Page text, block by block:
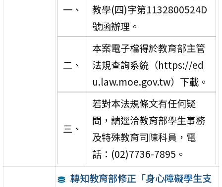
一、
教學(四)字第1132800524D
號函辦理。
二、
本案電子檔得於教育部主管
法規查詢系統（https://ed
u.law.moe.gov.tw）下載。
三、
若對本法規條文有任何疑
問，請逕洽教育部學生事務
及特殊教育司陳科員，電
話：(02)7736-7895。
轉知教育部修正「身心障礙學生支